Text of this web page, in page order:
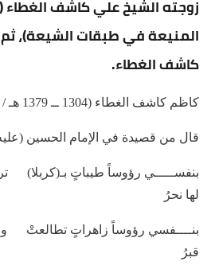
زوجته الشيخ علي كاشف
المنيعة في طبقات الشيعة)،
كاشف الغطاء.
كاظم كاشف الغطاء (1304 ــ 1379 هـ / 1886 ــ 1959 م)
قال من قصيدة في الإمام الحسين (عليه
بنفســـــي رؤوساً طيباتٍ بـ(كربلا)
لها نحرُ
بنــــفسي رؤوساً زاهراتٍ تطالعتْ
قبرُ